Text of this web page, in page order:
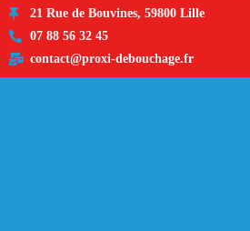
21 Rue de Bouvines, 59800 Lille
07 88 56 32 45
contact@proxi-debouchage.fr